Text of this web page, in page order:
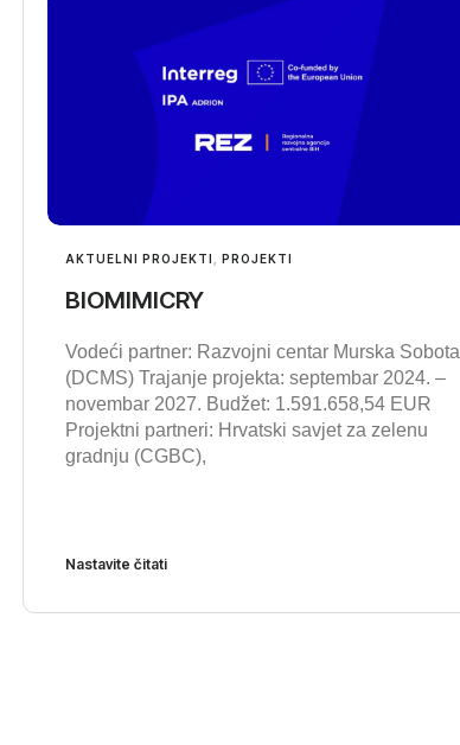
AKTUELNI PROJEKTI PROJEKTI
BIOMIMICRY
Vodeći partner: Razvojni centar Murska Sobota
(DCMS) Trajanje projekta: septembar 2024. –
novembar 2027. Budžet: 1.591.658,54 EUR
Projektni partneri: Hrvatski savjet za zelenu
gradnju (CGBC),
Nastavite čitati